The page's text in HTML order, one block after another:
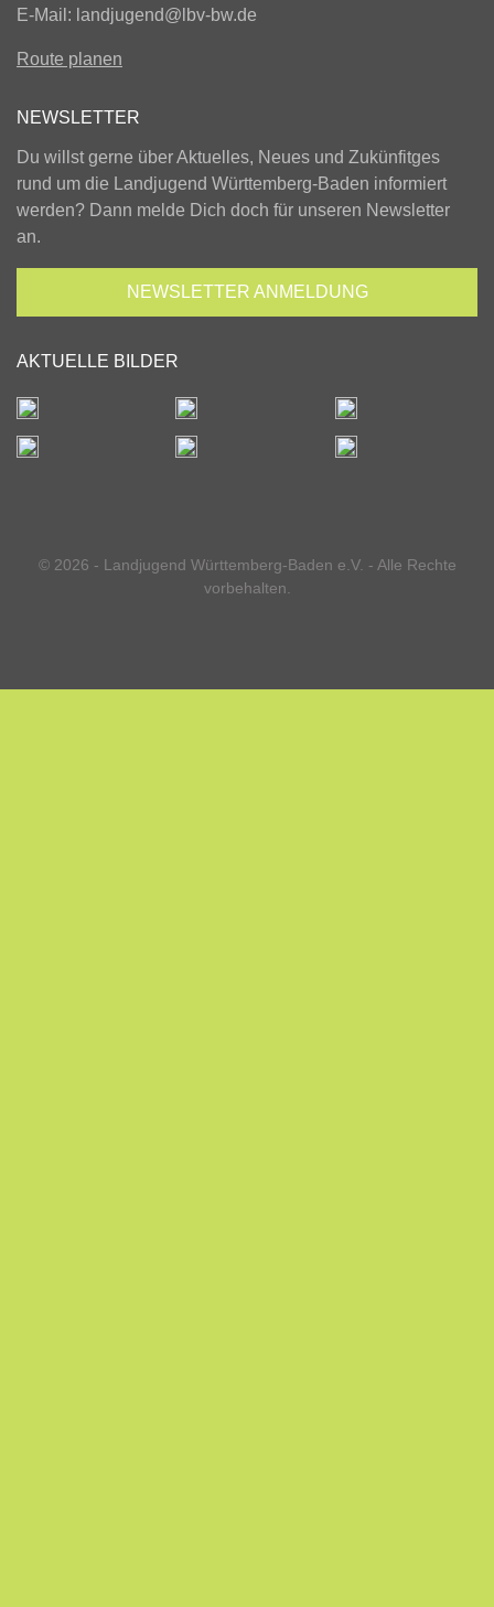
E-Mail: landjugend@lbv-bw.de
Route planen
NEWSLETTER
Du willst gerne über Aktuelles, Neues und Zukünfitges
rund um die Landjugend Württemberg-Baden informiert
werden? Dann melde Dich doch für unseren Newsletter
an.
NEWSLETTER ANMELDUNG
AKTUELLE BILDER
© 2026 - Landjugend Württemberg-Baden e.V. - Alle Rechte
vorbehalten.